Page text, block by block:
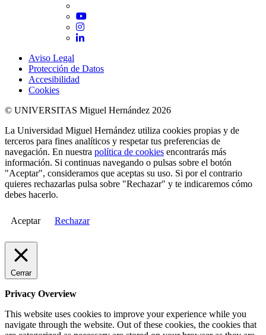
YouTube
Instagram
LinkedIn
Aviso Legal
Protección de Datos
Accesibilidad
Cookies
© UNIVERSITAS Miguel Hernández 2026
La Universidad Miguel Hernández utiliza cookies propias y de
terceros para fines analíticos y respetar tus preferencias de
navegación. En nuestra política de cookies encontrarás más
información. Si continuas navegando o pulsas sobre el botón
"Aceptar", consideramos que aceptas su uso. Si por el contrario
quieres rechazarlas pulsa sobre "Rechazar" y te indicaremos cómo
debes hacerlo.
Aceptar Rechazar
Cerrar
Privacy Overview
This website uses cookies to improve your experience while you
navigate through the website. Out of these cookies, the cookies that